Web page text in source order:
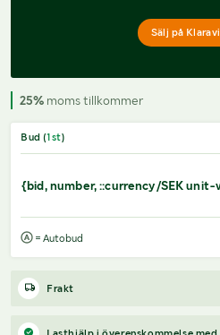
Sälj på
25% moms tillkommer
Bud (1st)
{bid, number, ::currency/SEK
= Autobud
Frakt
Boka frakt?Det finns ingen